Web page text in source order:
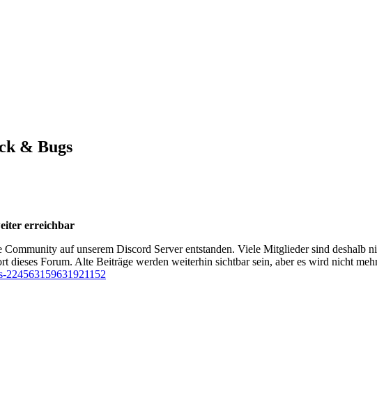
& Bugs
erreichbar
Community auf unserem Discord Server entstanden. Viele Mitglieder sind
dieses Forum. Alte Beiträge werden weiterhin sichtbar sein, aber es wird nicht
224563159631921152